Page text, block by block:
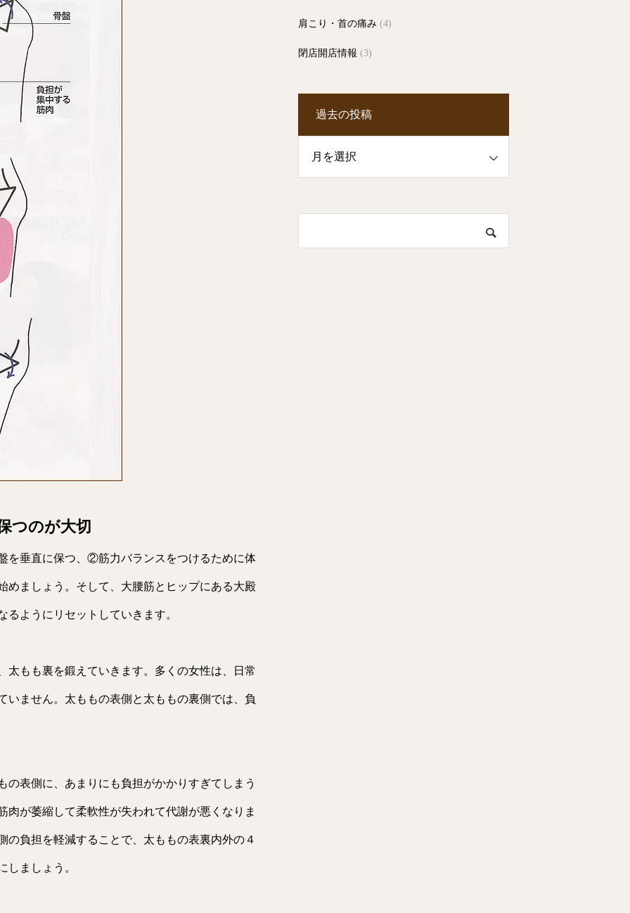
つのが大切
を垂直に保つ、②筋力バランスをつけるために体
めましょう。そして、大腰筋とヒップにある大殿
ようにリセットしていきます。
太もも裏を鍛えていきます。多くの女性は、日常
いません。太ももの表側と太ももの裏側では、負
の表側に、あまりにも負担がかかりすぎてしまう
肉が萎縮して柔軟性が失われて代謝が悪くなりま
の負担を軽減することで、太ももの表裏内外の４
しましょう。
肩こり・首の痛み (4)
閉店開店情報 (3)
過去の投稿